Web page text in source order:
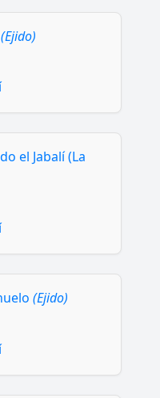
(Ejido)
el Jabalí (La
(Ejido)